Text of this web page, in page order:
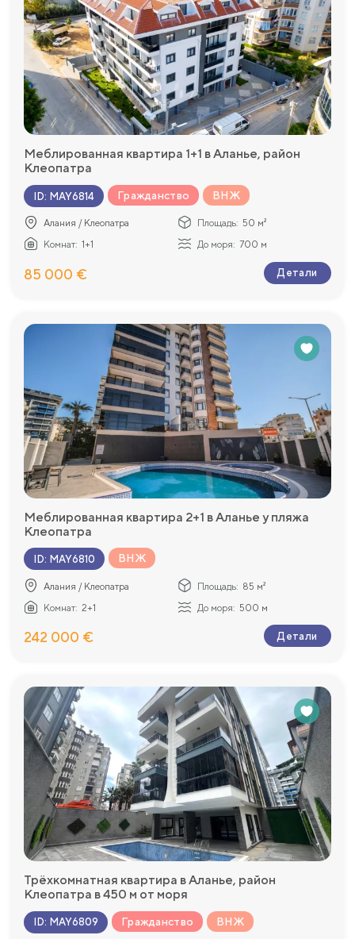
Меблированная квартира 1+1 в Аланье, район
Клеопатра
ID: MAY6814 Гражданство ВНЖ
Алания / Клеопатра Площадь: 50 м²
Комнат: 1+1 До моря: 700 м
85 000 € Детали
Меблированная квартира 2+1 в Аланье у пляжа
Клеопатра
ID: MAY6810 ВНЖ
Алания / Клеопатра Площадь: 85 м²
Комнат: 2+1 До моря: 500 м
242 000 € Детали
Трёхкомнатная квартира в Аланье, район
Клеопатра в 450 м от моря
ID: MAY6809 Гражданство ВНЖ